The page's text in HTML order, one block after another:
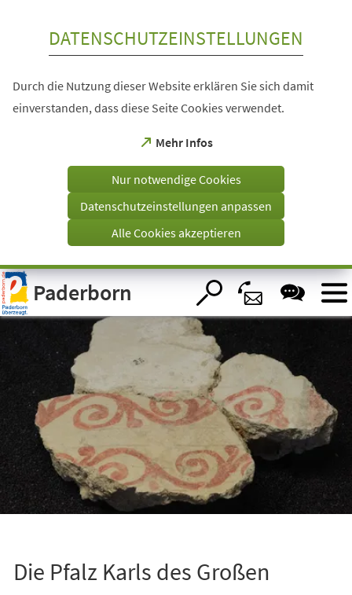
Visuelle
Assistenzsoftware
öffnen.
DATENSCHUTZEINSTELLUNGEN
Durch die Nutzung dieser Website erklären Sie sich damit
einverstanden, dass diese Seite Cookies verwendet.
Mehr Infos
(Öffnet
einem
Tab)
Nur notwendige Cookies
Datenschutzeinstellungen anpassen
Alle Cookies akzeptieren
Paderborn
Die Pfalz Karls des Großen